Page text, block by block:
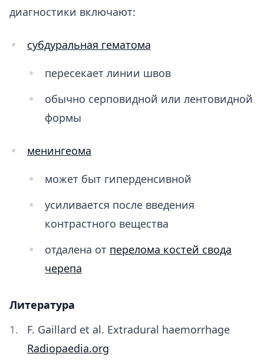
диагностики включают:
субдуральная гематома
пересекает линии швов
обычно серповидной или лентовидной
формы
менингеома
может быт гиперденсивной
усиливается после введения
контрастного вещества
отдалена от перелома костей свода
черепа
Литература
F. Gaillard et al. Extradural haemorrhage
Radiopaedia.org